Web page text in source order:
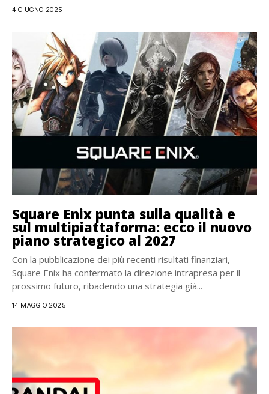
4 GIUGNO 2025
Square Enix punta sulla qualità e
sul multipiattaforma: ecco il nuovo
piano strategico al 2027
Con la pubblicazione dei più recenti risultati finanziari,
Square Enix ha confermato la direzione intrapresa per il
prossimo futuro, ribadendo una strategia già...
14 MAGGIO 2025